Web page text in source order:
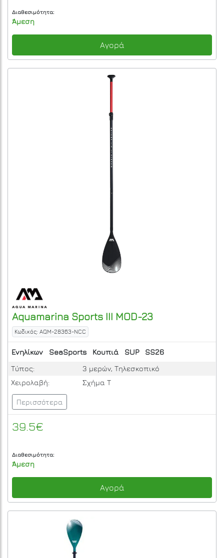
Διαθεσιμότητα:
Άμεση
Αγορά
Aquamarina Sports III MOD-23
Κωδικός: AQM-28363-NCC
Ενηλίκων SeaSports Κουπιά SUP
SS26
Τύπος:
3 μερών, Τηλεσκοπικό
Χειρολαβή:
Σχήμα Τ
Περισσότερα
39.5€
Διαθεσιμότητα:
Άμεση
Αγορά